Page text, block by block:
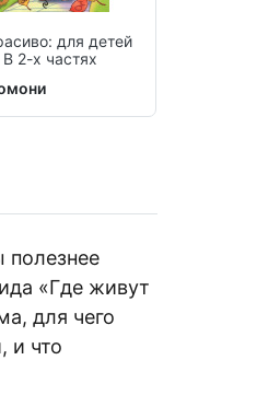
для детей
2-х частях
полезнее
«Где живут
для чего
и что